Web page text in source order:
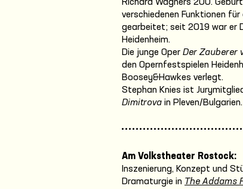
Richard Wagners 200.
verschiedenen Funktionen
gearbeitet; seit 2019 war er
Heidenheim.
Die junge Oper Der Zauberer
den Opernfestspielen
Boosey&Hawkes verlegt.
Stephan Knies ist
Dimitrova in Pleven/Bulgarien.
Am Volkstheater Rostock:
Inszenierung, Konzept und
Dramaturgie in The Addams